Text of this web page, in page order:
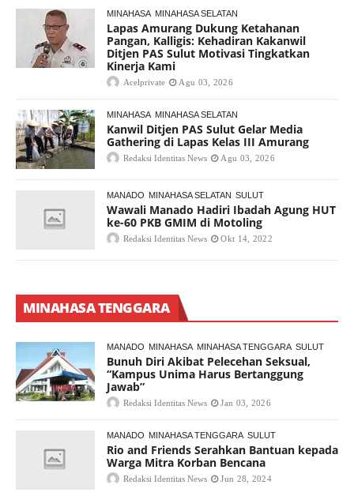
MINAHASA MINAHASA SELATAN
Lapas Amurang Dukung Ketahanan
Pangan, Kalligis: Kehadiran Kakanwil
Ditjen PAS Sulut Motivasi Tingkatkan
Kinerja Kami
Acelprivate Agu 03, 2026
MINAHASA MINAHASA SELATAN
Kanwil Ditjen PAS Sulut Gelar Media
Gathering di Lapas Kelas III Amurang
Redaksi Identitas News Agu 03, 2026
MANADO MINAHASA SELATAN SULUT
Wawali Manado Hadiri Ibadah Agung HUT
ke-60 PKB GMIM di Motoling
Redaksi Identitas News Okt 14, 2022
MINAHASA TENGGARA
MANADO MINAHASA MINAHASA TENGGARA SULUT
Bunuh Diri Akibat Pelecehan Seksual,
“Kampus Unima Harus Bertanggung
Jawab”
Redaksi Identitas News Jan 03, 2026
MANADO MINAHASA TENGGARA SULUT
Rio and Friends Serahkan Bantuan kepada
Warga Mitra Korban Bencana
Redaksi Identitas News Jun 28, 2024